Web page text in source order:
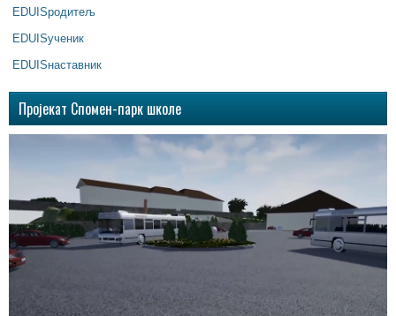
EDUISродитељ
EDUISученик
EDUISнаставник
Пројекат Спомен-парк школе